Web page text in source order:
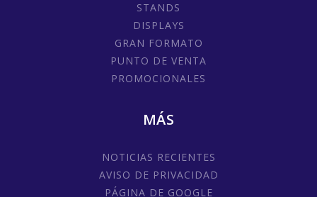
STANDS
DISPLAYS
GRAN FORMATO
PUNTO DE VENTA
PROMOCIONALES
MÁS
NOTICIAS RECIENTES
AVISO DE PRIVACIDAD
PÁGINA DE GOOGLE